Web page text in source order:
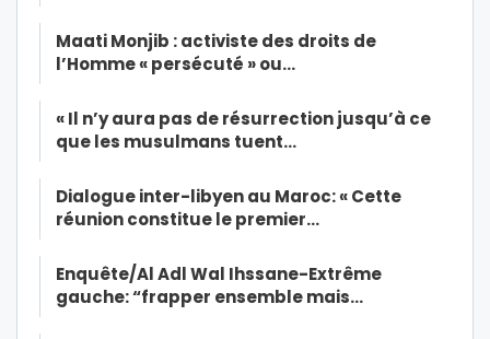
Maati Monjib : activiste des droits de
l’Homme « persécuté » ou…
« Il n’y aura pas de résurrection jusqu’à ce
que les musulmans tuent…
Dialogue inter-libyen au Maroc: « Cette
réunion constitue le premier…
Enquête/Al Adl Wal Ihssane-Extrême
gauche: “frapper ensemble mais…